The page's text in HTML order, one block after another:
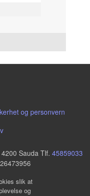
og personvern
Sauda Tlf. 45859033
slik at
og